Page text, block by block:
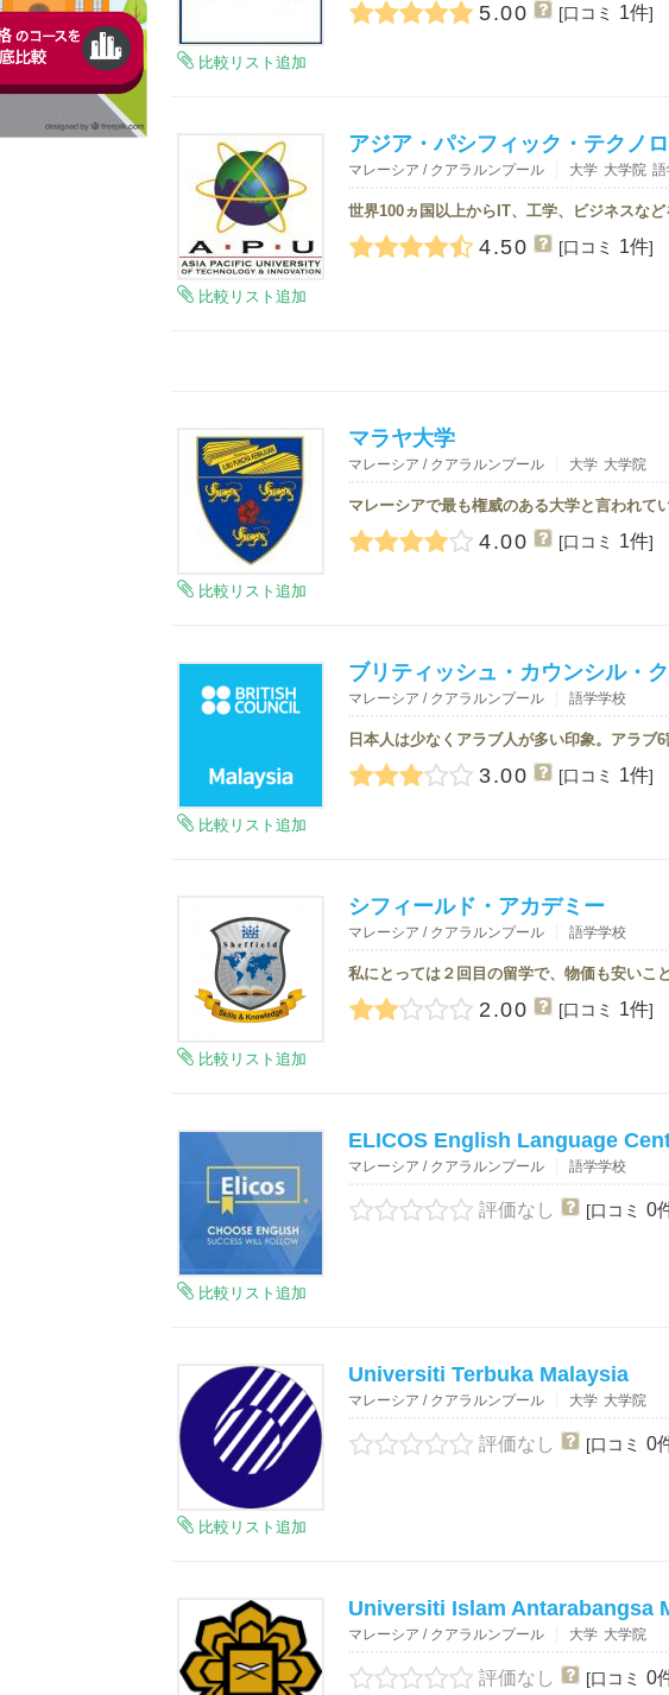
5.00 [口コミ 1件]
比較リスト追加
アジア・パシフィック・テクノ
マレーシア / クアラルンプール 大学 大学院 語
4.50 [口コミ 1件]
比較リスト追加
マラヤ大学
マレーシア / クアラルンプール 大学 大学院
4.00 [口コミ 1件]
比較リスト追加
ブリティッシュ・カウンシル・
マレーシア / クアラルンプール 語学学校
3.00 [口コミ 1件]
比較リスト追加
シフィールド・アカデミー
マレーシア / クアラルンプール 語学学校
2.00 [口コミ 1件]
比較リスト追加
ELICOS English Language
マレーシア / クアラルンプール 語学学校
評価なし [口コミ 0
比較リスト追加
Universiti Terbuka Malaysia
マレーシア / クアラルンプール 大学 大学院
評価なし [口コミ 0
比較リスト追加
Universiti Islam Antarabangsa
マレーシア / クアラルンプール 大学 大学院
評価なし [口コミ 0